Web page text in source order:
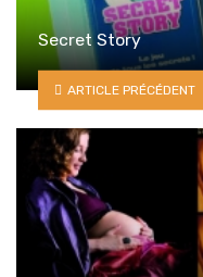
Secret Story
ARTICLE PRÉCÉDENT